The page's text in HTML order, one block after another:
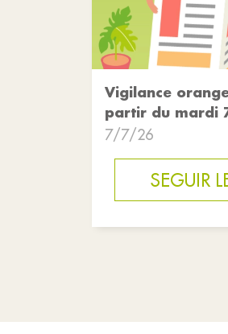
Vigilance
partir du mardi
7/7/26
SEGUIR